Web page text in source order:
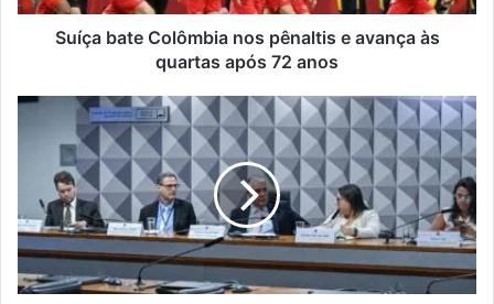
quartas
Suíça bate Colômbia nos pênaltis e avança às
quartas após 72 anos
Defensores
rígidas
para
publicidade
bets